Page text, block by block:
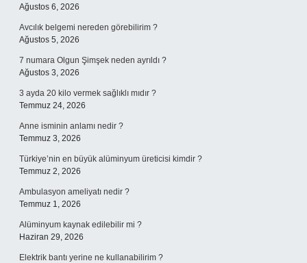
Ağustos 6, 2026
Avcılık belgemi nereden görebilirim ?
Ağustos 5, 2026
7 numara Olgun Şimşek neden ayrıldı ?
Ağustos 3, 2026
3 ayda 20 kilo vermek sağlıklı mıdır ?
Temmuz 24, 2026
Anne isminin anlamı nedir ?
Temmuz 3, 2026
Türkiye’nin en büyük alüminyum üreticisi kimdir ?
Temmuz 2, 2026
Ambulasyon ameliyatı nedir ?
Temmuz 1, 2026
Alüminyum kaynak edilebilir mi ?
Haziran 29, 2026
Elektrik bantı yerine ne kullanabilirim ?